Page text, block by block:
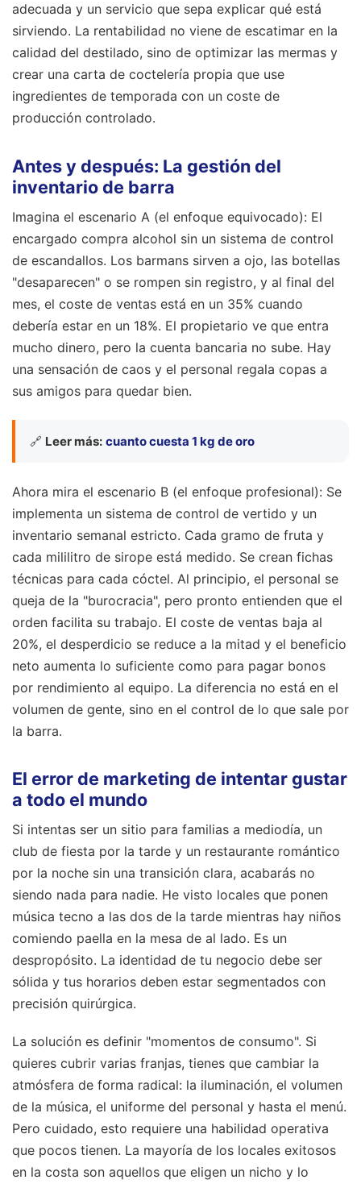
adecuada y un servicio que sepa explicar qué está
sirviendo. La rentabilidad no viene de escatimar en la
calidad del destilado, sino de optimizar las mermas y
crear una carta de coctelería propia que use
ingredientes de temporada con un coste de
producción controlado.
Antes y después: La gestión del
inventario de barra
Imagina el escenario A (el enfoque equivocado): El
encargado compra alcohol sin un sistema de control
de escandallos. Los barmans sirven a ojo, las botellas
"desaparecen" o se rompen sin registro, y al final del
mes, el coste de ventas está en un 35% cuando
debería estar en un 18%. El propietario ve que entra
mucho dinero, pero la cuenta bancaria no sube. Hay
una sensación de caos y el personal regala copas a
sus amigos para quedar bien.
🔗 Leer más: cuanto cuesta 1 kg de oro
Ahora mira el escenario B (el enfoque profesional): Se
implementa un sistema de control de vertido y un
inventario semanal estricto. Cada gramo de fruta y
cada mililitro de sirope está medido. Se crean fichas
técnicas para cada cóctel. Al principio, el personal se
queja de la "burocracia", pero pronto entienden que el
orden facilita su trabajo. El coste de ventas baja al
20%, el desperdicio se reduce a la mitad y el beneficio
neto aumenta lo suficiente como para pagar bonos
por rendimiento al equipo. La diferencia no está en el
volumen de gente, sino en el control de lo que sale por
la barra.
El error de marketing de intentar gustar
a todo el mundo
Si intentas ser un sitio para familias a mediodía, un
club de fiesta por la tarde y un restaurante romántico
por la noche sin una transición clara, acabarás no
siendo nada para nadie. He visto locales que ponen
música tecno a las dos de la tarde mientras hay niños
comiendo paella en la mesa de al lado. Es un
despropósito. La identidad de tu negocio debe ser
sólida y tus horarios deben estar segmentados con
precisión quirúrgica.
La solución es definir "momentos de consumo". Si
quieres cubrir varias franjas, tienes que cambiar la
atmósfera de forma radical: la iluminación, el volumen
de la música, el uniforme del personal y hasta el menú.
Pero cuidado, esto requiere una habilidad operativa
que pocos tienen. La mayoría de los locales exitosos
en la costa son aquellos que eligen un nicho y lo